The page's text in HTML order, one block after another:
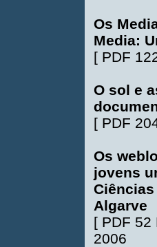
Os
Media:
[ PDF
O sol e
[ PDF
Os
jovens
Algarve
[ PDF 52
2006